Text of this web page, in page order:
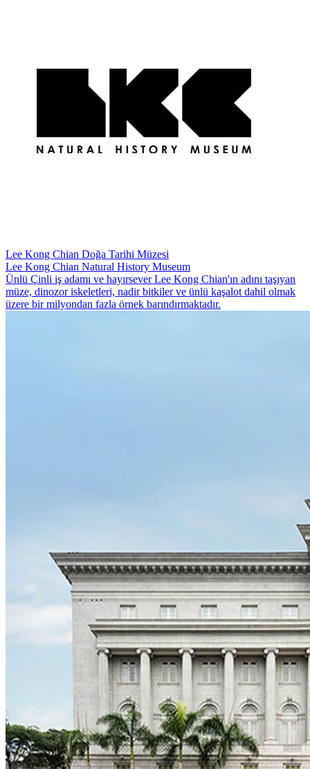
Lee Kong Chian Doğa Tarihi Müzesi
Lee Kong Chian Natural History Museum
Ünlü Çinli iş adamı ve hayırsever Lee Kong Chian'ın adını taşıyan
müze, dinozor iskeletleri, nadir bitkiler ve ünlü kaşalot dahil olmak
üzere bir milyondan fazla örnek barındırmaktadır.